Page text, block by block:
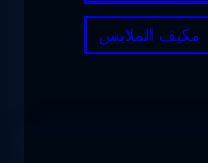
مكيف الملابس